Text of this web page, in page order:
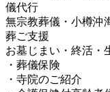
儀代行
無宗教葬儀・小樽沖
葬ご支援
お墓じまい・終活・
・葬儀保険
・寺院のご紹介